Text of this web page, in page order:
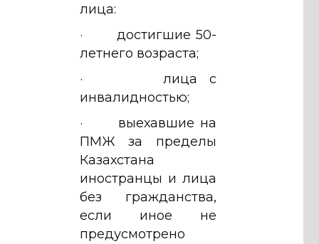
лица:
· достигшие 50-
летнего возраста;
· лица с
инвалидностью;
· выехавшие на
ПМЖ за пределы
Казахстана
иностранцы и лица
без гражданства,
если иное не
предусмотрено